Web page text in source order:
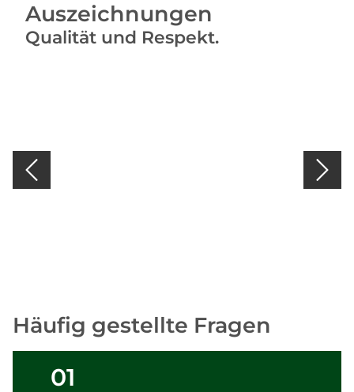
Auszeichnungen
Qualität und Respekt.
Häufig gestellte Fragen
01